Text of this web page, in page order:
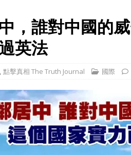
，誰對中國的
英法
點擊真相 The Truth Journal 國際